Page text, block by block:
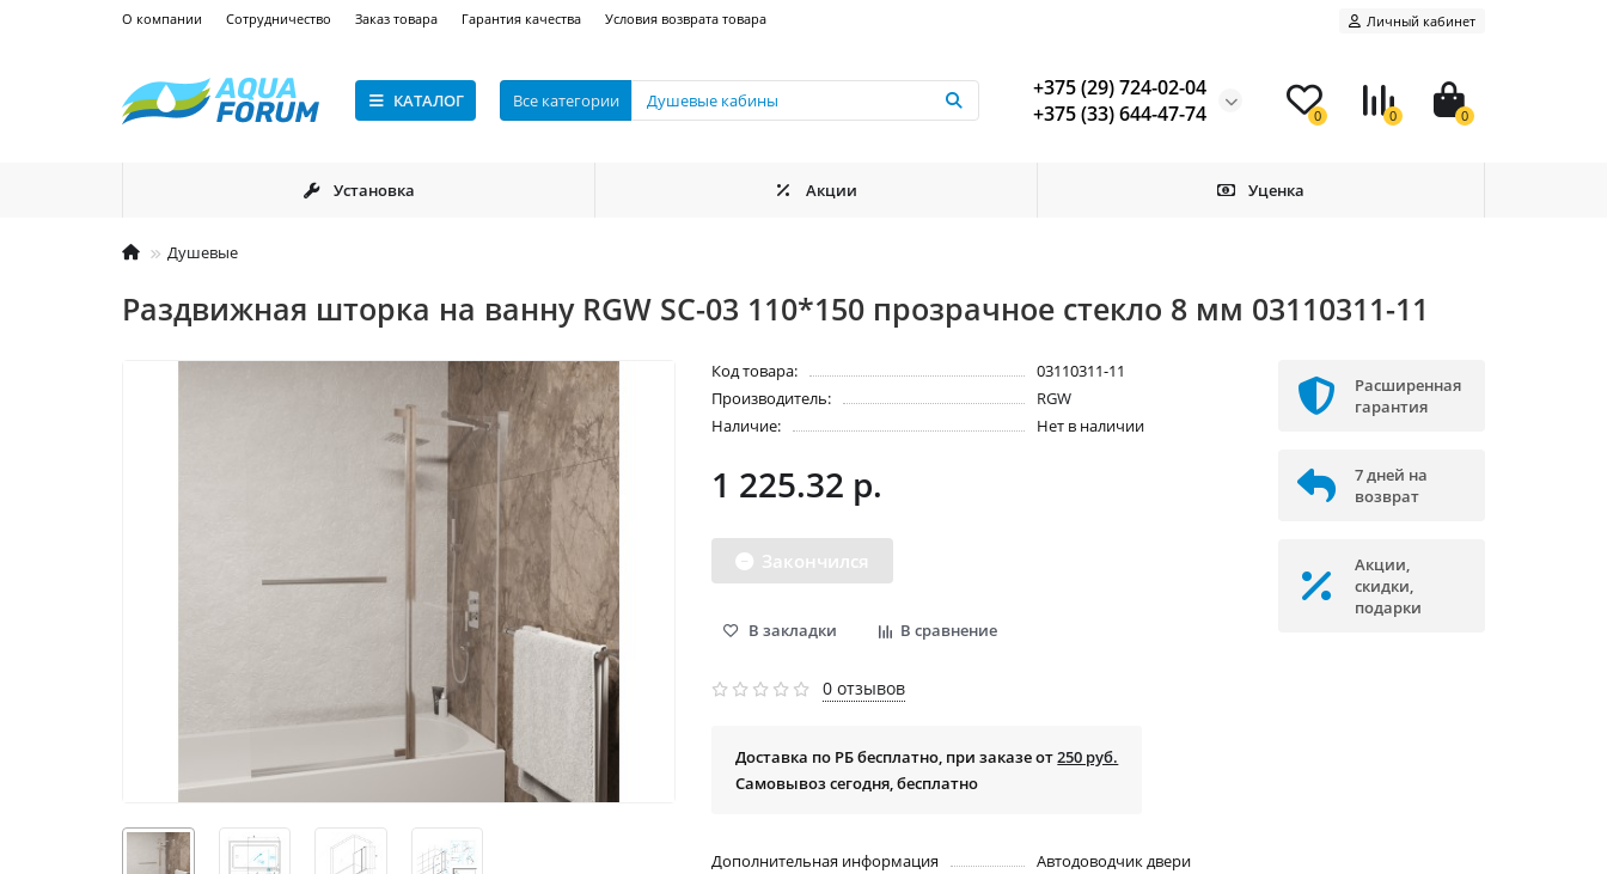
О компании Сотрудничество Заказ товара Гарантия качества Условия возврата товара Личный кабинет
КАТАЛОГ Все категории
+375 (29) 724-02-04
+375 (33) 644-47-74
0 0 0
Установка Акции Уценка
Душевые
Раздвижная шторка на ванну RGW SC-03 110*150 прозрачное стекло 8 мм 03110311-11
Код товара:
03110311-11
Производитель:
RGW
Наличие:
Нет в наличии
1 225.32 р.
Закончился
В закладки В сравнение
0 отзывов
Доставка по РБ бесплатно, при заказе от250 руб.
Самовывоз сегодня, бесплатно
Дополнительная информация
Автодоводчик двери
Расширенная
гарантия
7 дней на
возврат
Акции,
скидки,
подарки